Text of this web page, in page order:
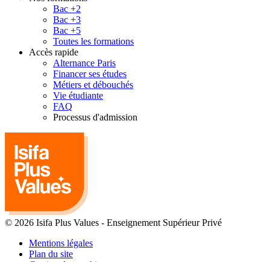
Bac +2
Bac +3
Bac +5
Toutes les formations
Accès rapide
Alternance Paris
Financer ses études
Métiers et débouchés
Vie étudiante
FAQ
Processus d'admission
© 2026 Isifa Plus Values - Enseignement Supérieur Privé
Mentions légales
Plan du site